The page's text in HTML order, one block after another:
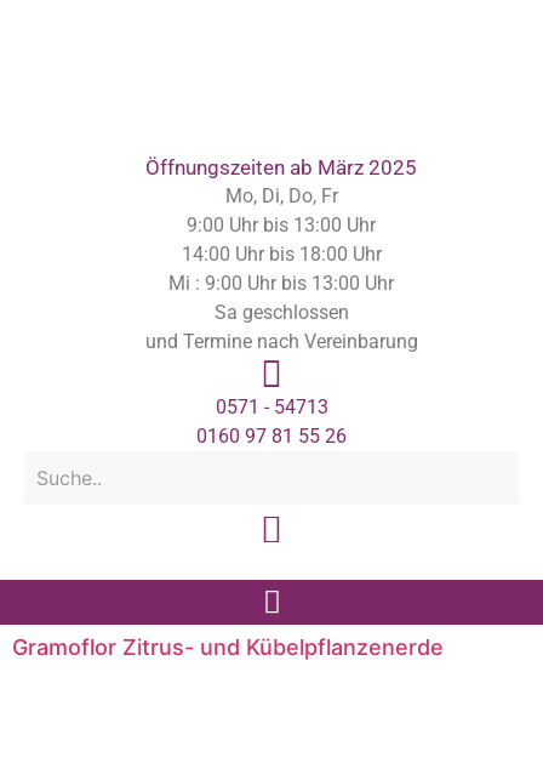
Öffnungszeiten ab März 2025
Mo, Di, Do, Fr
9:00 Uhr bis 13:00 Uhr
14:00 Uhr bis 18:00 Uhr
Mi : 9:00 Uhr bis 13:00 Uhr
Sa geschlossen
und Termine nach Vereinbarung
0571 - 54713
0160 97 81 55 26
Gramoflor Zitrus- und Kübelpflanzenerde